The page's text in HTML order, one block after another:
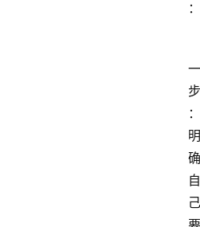
：
一
步
：
明
确
自
己